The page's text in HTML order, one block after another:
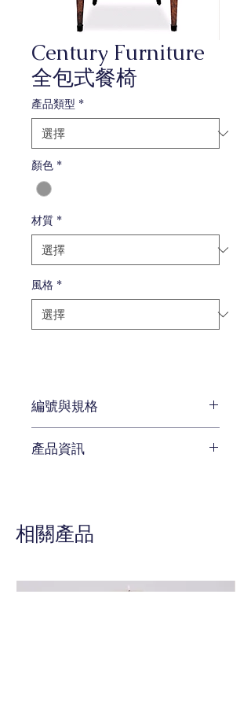
Century Furniture
全包式餐椅
產品類型 *
顏色 *
材質 *
風格 *
編號與規格
編號 559-561
產品資訊
相關產品